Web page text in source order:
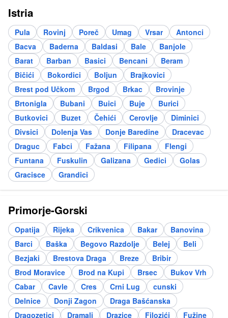
Istria
Pula Rovinj Poreč Umag Vrsar
Antonci
Bacva
Baderna Baldasi Bale
Banjole
Barat
Barban Basici Bencani
Beram
Bičići
Bokordici Boljun
Brajkovici
Brest pod Učkom
Brgod Brkac
Brovinje
Brtonigla
Bubani Buici Buje
Burici
Butkovici
Buzet Čehići Cerovlje
Diminici
Divsici
Dolenja Vas Donje Baredine
Dracevac
Draguc
Fabci Fažana Filipana
Flengi
Funtana
Fuskulin Galizana Gedici
Golas
Gracisce
Grandici
Primorje-Gorski
Opatija Rijeka Crikvenica Bakar
Banovina
Barci
Baška Begovo Razdolje Belej
Beli
Bezjaki
Brestova Draga Breze
Bribir
Brod Moravice
Brod na Kupi Brsec
Bukov Vrh
Cabar
Cavle Cres Crni Lug
cunski
Delnice
Donji Zagon
Draga Bašćanska
Dragozetici
Dramalj Drazice Filozići Fužine